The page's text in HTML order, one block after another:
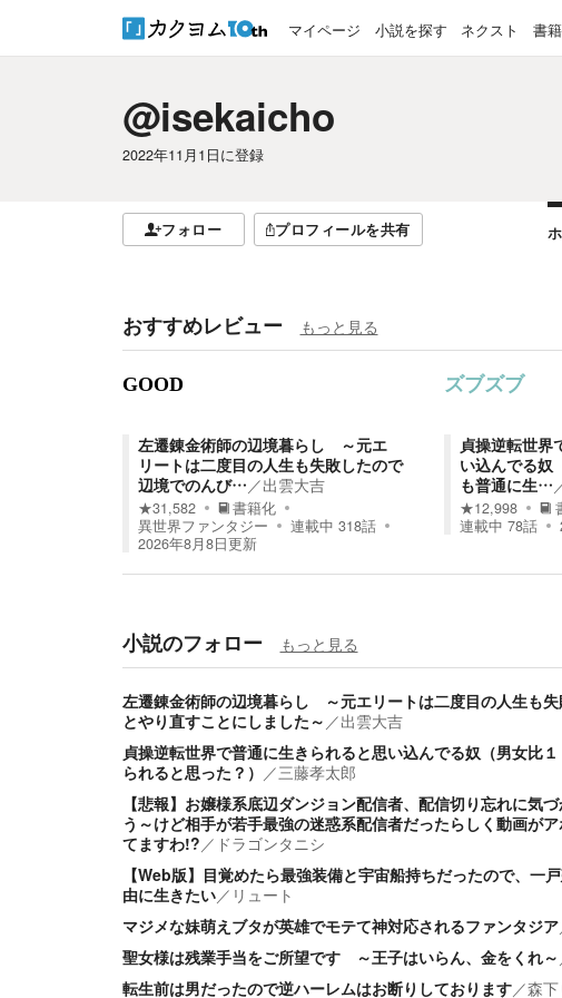
マイページ 小説を探す ネクスト 書
@isekaicho
2022年11月1日に登録
フォロー プロフィールを共有
おすすめレビュー もっと見る
GOOD
左遷錬金術師の辺境暮らし ～元エ
リートは二度目の人生も失敗したので
辺境でのんび…／出雲大吉
★31,582
書籍化
異世界ファンタジー
連載中 318話
2026年8月8日更新
ズブズブ
貞操逆転世界
い込んでる奴
も普通に生…
★12,998
連載中 78話
小説のフォロー もっと見る
左遷錬金術師の辺境暮らし ～元エリートは二度目の人生も失
とやり直すことにしました～ ／出雲大吉
貞操逆転世界で普通に生きられると思い込んでる奴（男女比
られると思った？） ／三藤孝太郎
【悲報】お嬢様系底辺ダンジョン配信者、配信切り忘れに気
う～けど相手が若手最強の迷惑系配信者だったらしく動画が
てますわ!?／ ドラゴンタニシ
【Web版】目覚めたら最強装備と宇宙船持ちだったので、一
由に生きたい／ リュート
マジメな妹萌えブタが英雄でモテて神対応されるファンタジア
聖女様は残業手当をご所望です ～王子はいらん、金をくれ～
転生前は男だったので逆ハーレムはお断りしております／森